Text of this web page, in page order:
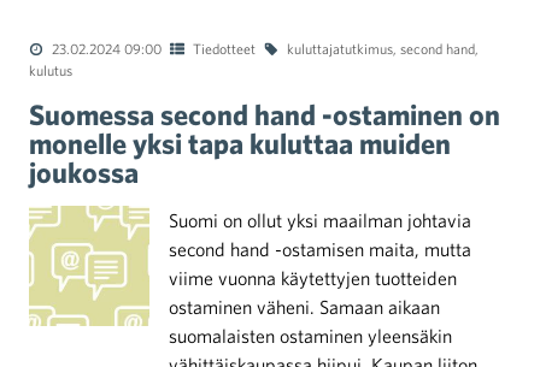
23.02.2024 09:00 Tiedotteet kuluttajatutkimus, second hand,
kulutus
Suomessa second hand -ostaminen on
monelle yksi tapa kuluttaa muiden
joukossa
Suomi on ollut yksi maailman johtavia
second hand -ostamisen maita, mutta
viime vuonna käytettyjen tuotteiden
ostaminen väheni. Samaan aikaan
suomalaisten ostaminen yleensäkin